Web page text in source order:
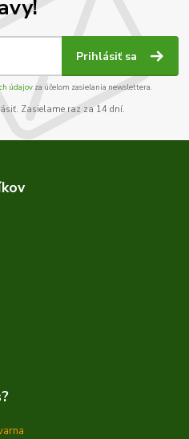
Prihlásiť sa
údajov za účelom zasielania newslettera.
Zasielame raz za 14 dní.